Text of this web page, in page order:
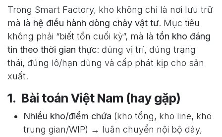
Trong Smart Factory, kho không chỉ là nơi lưu trữ
mà là hệ điều hành dòng chảy vật tư. Mục tiêu
không phải “biết tồn cuối kỳ”, mà là tồn kho đáng
tin theo thời gian thực: đúng vị trí, đúng trạng
thái, đúng lô/hạn dùng và cấp phát kịp cho sản
xuất.
1. Bài toán Việt Nam (hay gặp)
Nhiều kho/điểm chứa (kho tổng, kho line, kho
trung gian/WIP) → luân chuyển nội bộ dày,